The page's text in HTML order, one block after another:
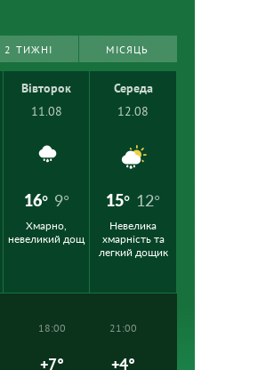
2 ТИЖНІ МІСЯЦЬ
Вівторок
11.08
16° 9°
Хмарно,
невеликий дощ
Середа
12.08
15° 12°
Невелика
хмарність та
легкий дощик
18:00
+7°
21:00
+4°